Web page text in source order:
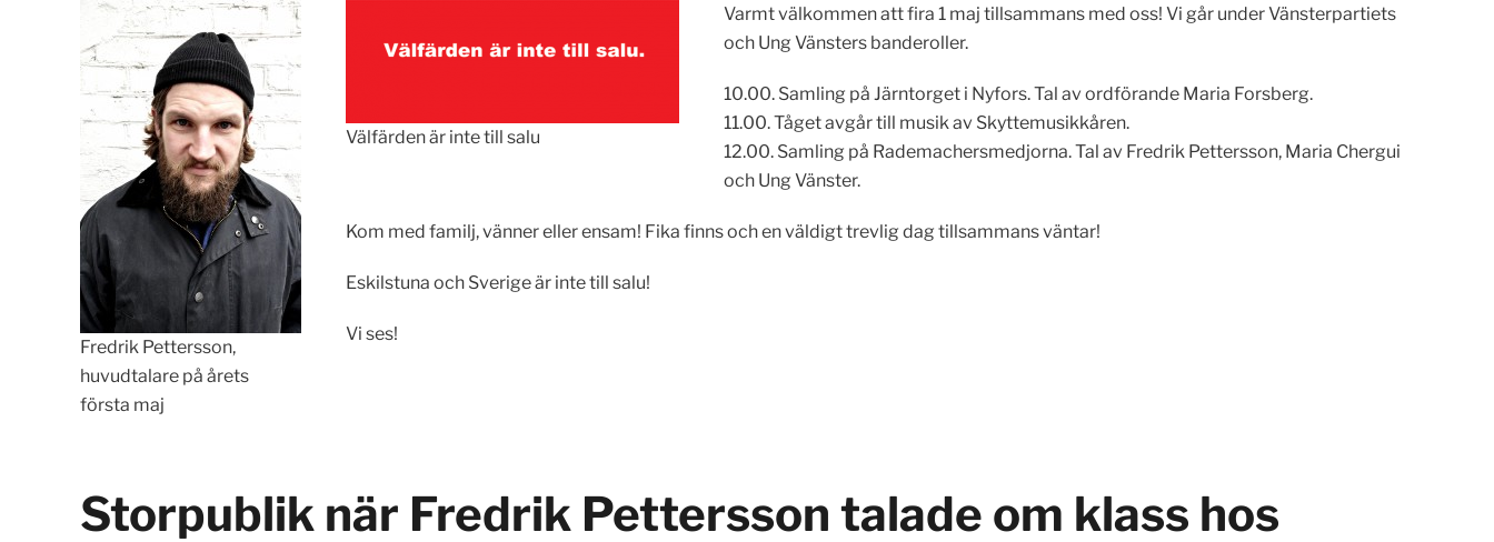
Fredrik Pettersson,
huvudtalare på årets
första maj
Välfärden är inte till salu
Varmt välkommen att fira 1 maj tillsammans med oss! Vi går under Vänsterpartiets
och Ung Vänsters banderoller.
10.00. Samling på Järntorget i Nyfors. Tal av ordförande Maria Forsberg.
11.00. Tåget avgår till musik av Skyttemusikkåren.
12.00. Samling på Rademachersmedjorna. Tal av Fredrik Pettersson, Maria Chergui
och Ung Vänster.
Kom med familj, vänner eller ensam! Fika finns och en väldigt trevlig dag tillsammans väntar!
Eskilstuna och Sverige är inte till salu!
Vi ses!
Storpublik när Fredrik Pettersson talade om klass hos